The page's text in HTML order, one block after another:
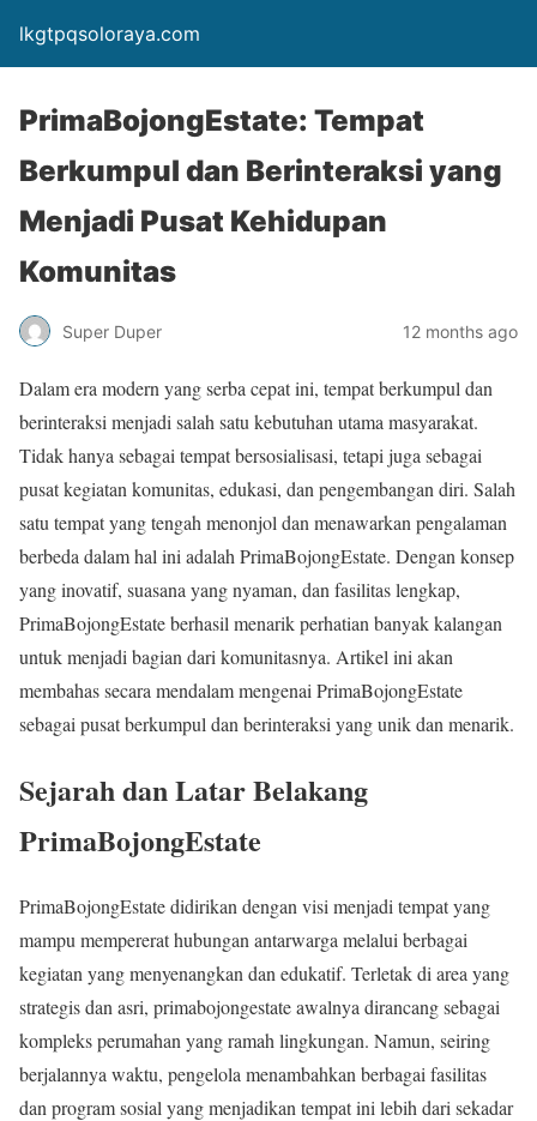
lkgtpqsoloraya.com
PrimaBojongEstate: Tempat
Berkumpul dan Berinteraksi yang
Menjadi Pusat Kehidupan
Komunitas
Super Duper 12 months ago
Dalam era modern yang serba cepat ini, tempat berkumpul dan
berinteraksi menjadi salah satu kebutuhan utama masyarakat.
Tidak hanya sebagai tempat bersosialisasi, tetapi juga sebagai
pusat kegiatan komunitas, edukasi, dan pengembangan diri. Salah
satu tempat yang tengah menonjol dan menawarkan pengalaman
berbeda dalam hal ini adalah PrimaBojongEstate. Dengan konsep
yang inovatif, suasana yang nyaman, dan fasilitas lengkap,
PrimaBojongEstate berhasil menarik perhatian banyak kalangan
untuk menjadi bagian dari komunitasnya. Artikel ini akan
membahas secara mendalam mengenai PrimaBojongEstate
sebagai pusat berkumpul dan berinteraksi yang unik dan menarik.
Sejarah dan Latar Belakang
PrimaBojongEstate
PrimaBojongEstate didirikan dengan visi menjadi tempat yang
mampu mempererat hubungan antarwarga melalui berbagai
kegiatan yang menyenangkan dan edukatif. Terletak di area yang
strategis dan asri, primabojongestate awalnya dirancang sebagai
kompleks perumahan yang ramah lingkungan. Namun, seiring
berjalannya waktu, pengelola menambahkan berbagai fasilitas
dan program sosial yang menjadikan tempat ini lebih dari sekadar